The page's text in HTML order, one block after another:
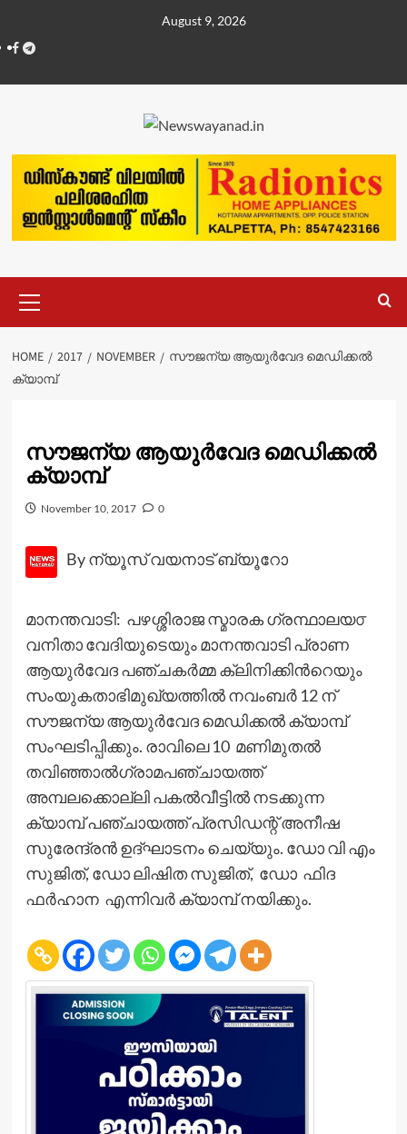
content
August 9, 2026
Facebook
Telegram
Menu
HOME 2017 NOVEMBER
സൗജന്യ ആയുര്‍വേദ മെഡിക്കല്‍
ക്യാമ്പ്
സൗജന്യ ആയുര്‍വേദ മെഡിക്കല്‍
ക്യാമ്പ്
November 10, 2017 0
By ന്യൂസ് വയനാട് ബ്യൂറോ
മാനന്തവാടി: പഴശ്ശിരാജ സ്മാരക ഗ്രന്ഥാലയ൦
വനിതാ വേദിയുടെയും മാനന്തവാടി പ്രാണ
ആയുര്‍വേദ പഞ്ചകര്‍മ്മ ക്ലിനിക്കിന്‍റെയും
സംയുകതാഭിമുഖ്യത്തില്‍ നവംബര്‍ 12 ന്
സൗജന്യ ആയുര്‍വേദ മെഡിക്കല്‍ ക്യാമ്പ്
സംഘടിപ്പിക്കും. രാവിലെ 10 മണിമുതല്‍
തവിഞ്ഞാല്‍ഗ്രാമപഞ്ചായത്ത്
അമ്പലക്കൊല്ലി പകല്‍വീട്ടില്‍ നടക്കുന്ന
ക്യാമ്പ് പഞ്ചായത്ത് പ്രസിഡന്റ് അനീഷ
സുരേന്ദ്രന്‍ ഉദ്ഘാടനം ചെയ്യും. ഡോ വി എം
സുജിത്, ഡോ ലിഷിത സുജിത്, ഡോ ഫിദ
ഫര്‍ഹാന എന്നിവര്‍ ക്യാമ്പ് നയിക്കും.